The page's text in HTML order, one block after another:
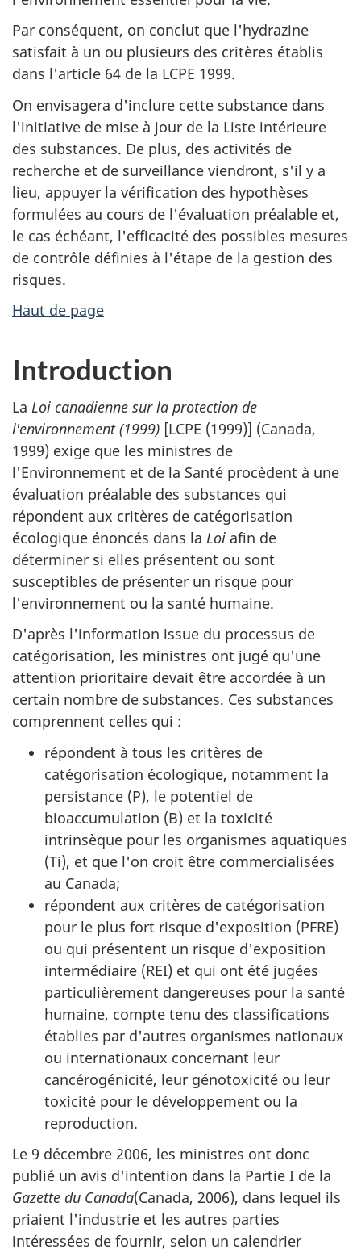
Par conséquent, on conclut que l'hydrazine
satisfait à un ou plusieurs des critères établis
dans l'article 64 de la LCPE 1999.
On envisagera d'inclure cette substance dans
l'initiative de mise à jour de la Liste intérieure
des substances. De plus, des activités de
recherche et de surveillance viendront, s'il y a
lieu, appuyer la vérification des hypothèses
formulées au cours de l'évaluation préalable et,
le cas échéant, l'efficacité des possibles mesures
de contrôle définies à l'étape de la gestion des
risques.
Haut de page
Introduction
La Loi canadienne sur la protection de
l'environnement (1999) [LCPE (1999)] (Canada,
1999) exige que les ministres de
l'Environnement et de la Santé procèdent à une
évaluation préalable des substances qui
répondent aux critères de catégorisation
écologique énoncés dans la Loi afin de
déterminer si elles présentent ou sont
susceptibles de présenter un risque pour
l'environnement ou la santé humaine.
D'après l'information issue du processus de
catégorisation, les ministres ont jugé qu'une
attention prioritaire devait être accordée à un
certain nombre de substances. Ces substances
comprennent celles qui :
répondent à tous les critères de
catégorisation écologique, notamment la
persistance (P), le potentiel de
bioaccumulation (B) et la toxicité
intrinsèque pour les organismes aquatiques
(Ti), et que l'on croit être commercialisées
au Canada;
répondent aux critères de catégorisation
pour le plus fort risque d'exposition (PFRE)
ou qui présentent un risque d'exposition
intermédiaire (REI) et qui ont été jugées
particulièrement dangereuses pour la santé
humaine, compte tenu des classifications
établies par d'autres organismes nationaux
ou internationaux concernant leur
cancérogénicité, leur génotoxicité ou leur
toxicité pour le développement ou la
reproduction.
Le 9 décembre 2006, les ministres ont donc
publié un avis d'intention dans la Partie I de la
Gazette du Canada(Canada, 2006), dans lequel ils
priaient l'industrie et les autres parties
intéressées de fournir, selon un calendrier